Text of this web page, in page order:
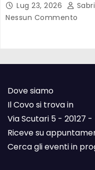
Lug 23, 2026
Nessun Commento
Dove siamo
Il Covo si trova in
Via Scutari 5 - 20127 -
Riceve su
Cerca gli eventi in